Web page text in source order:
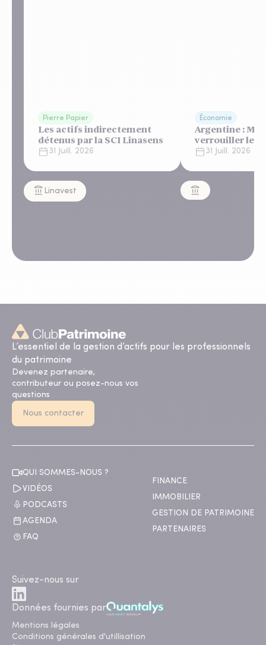
Pierre Papier
Les actifs indirectement
détenus par la SCI Linasens
31 Juill. 2026
Linavest
Économie
Argentine :
verrouiller le
un "shutdown"
regard
31 Juill. 2026
L’essentiel de la gestion d’actifs pour les professionnels
du patrimoine
Devenez partenaire,
contributeur ou posez-nous vos
questions
Nous contacter
QUI SOMMES-NOUS ?
VIDÉOS
PODCASTS
AGENDA
FAQ
FINANCE
IMMOBILIER
GESTION DE PATRIMOINE
PARTENAIRES
Suivez-nous sur
Données fournies par
Mentions légales
Conditions générales d'utillisation